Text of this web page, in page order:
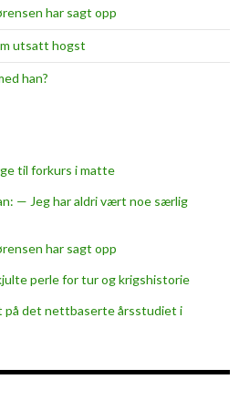
har sagt opp
utsatt hogst
han?
til forkurs i matte
— Jeg har aldri vært noe særlig
har sagt opp
perle for tur og krigshistorie
det nettbaserte årsstudiet i